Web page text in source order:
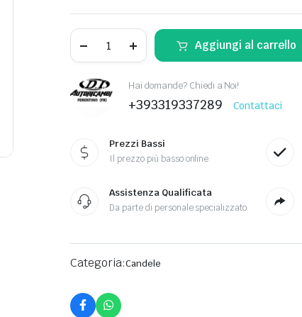
Aggiungi al carrello
Hai domande? Chiedi a Noi!
+393319337289 Contattaci
Prezzi Bassi
Il prezzo più basso online
Assistenza Qualificata
Da parte di personale specializzato
Categoria:Candele